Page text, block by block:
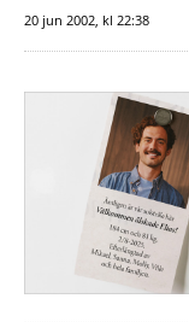
20 jun 2002, kl 22:38